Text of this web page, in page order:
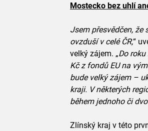
Mostecko bez uhlí
Jsem přesvědčen,
ovzduší v celé ČR,“
velký zájem. „Do
Kč z fondů EU na
bude velký zájem –
kraji. V některých
během jednoho či
Zlínský kraj v této